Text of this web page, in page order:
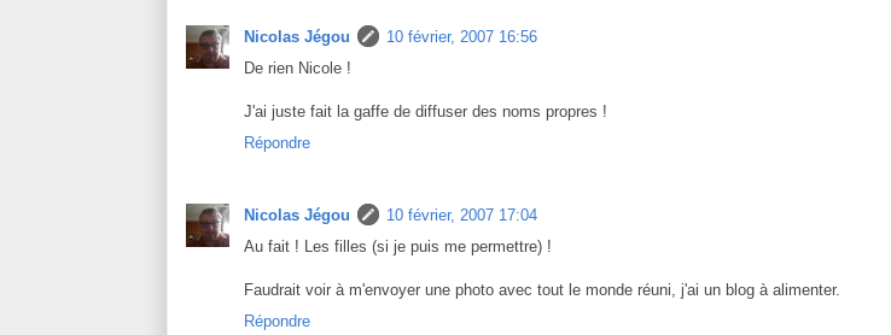
Nicolas Jégou
10 février, 2007 16:56
De rien Nicole !
J'ai juste fait la gaffe de diffuser des noms propres !
Répondre
Nicolas Jégou
10 février, 2007 17:04
Au fait ! Les filles (si je puis me permettre) !
Faudrait voir à m'envoyer une photo avec tout le monde réuni, j'ai un blog à alimenter.
Répondre